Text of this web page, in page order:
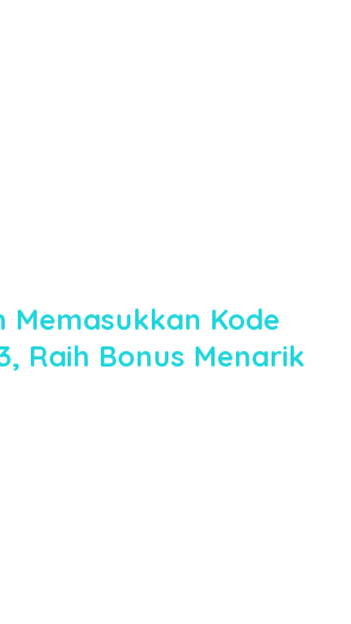
Memasukkan Kode
Raih Bonus Menarik